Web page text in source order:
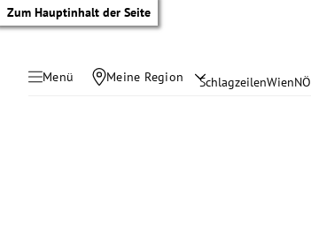
Zum Hauptinhalt der Seite
Menü Meine Region SchlagzeilenWienNÖ